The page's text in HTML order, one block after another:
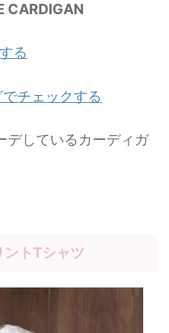
CARDIGAN
る
チェックする
しているカーディガ
ントTシャツ